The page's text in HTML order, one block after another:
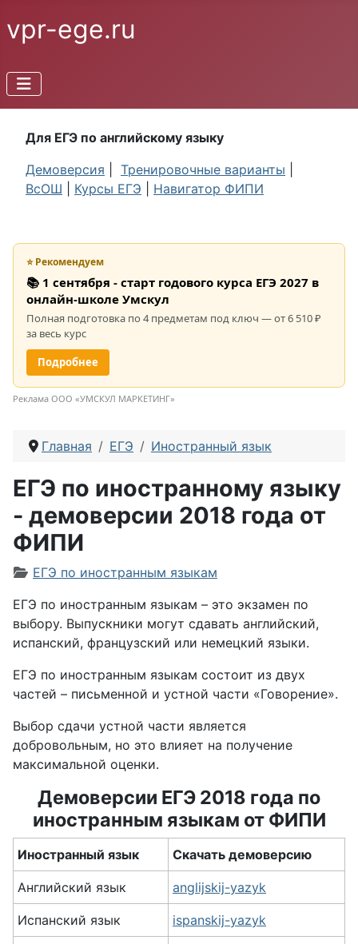
vpr-ege.ru
Для ЕГЭ по английскому языку
Демоверсия
Тренировочные варианты
ВсОШ
Курсы ЕГЭ Навигатор ФИПИ
⭐ Рекомендуем
📚 1 сентября - старт годового курса ЕГЭ 2027 в
онлайн-школе Умскул
Полная подготовка по 4 предметам под ключ — от 6 510 ₽
за весь курс
Подробнее
Реклама ООО «УМСКУЛ МАРКЕТИНГ»
Главная ЕГЭ Иностранный язык
ЕГЭ по иностранному языку
- демоверсии 2018 года от
ФИПИ
Информация о материале
ЕГЭ по иностранным языкам
ЕГЭ по иностранным языкам – это экзамен по
выбору. Выпускники могут сдавать английский,
испанский, французский или немецкий языки.
ЕГЭ по иностранным языкам состоит из двух
частей – письменной и устной части «Говорение».
Выбор сдачи устной части является
добровольным, но это влияет на получение
максимальной оценки.
Демоверсии ЕГЭ 2018 года по
иностранным языкам от ФИПИ
Иностранный язык Скачать демоверсию
Английский язык anglijskij-yazyk
Испанский язык ispanskij-yazyk